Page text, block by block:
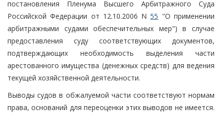
постановления Пленума Высшего Арбитражного Суда
Российской Федерации от 12.10.2006 N55 "О применении
арбитражными судами обеспечительных мер") в случае
предоставления суду соответствующих документов,
подтверждающих необходимость выделения части
арестованного имущества (денежных средств) для ведения
текущей хозяйственной деятельности.
Выводы судов в обжалуемой части соответствуют нормам
права, оснований для переоценки этих выводов не имеется.